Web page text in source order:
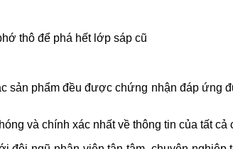
thô để phá hết lớp sáp cũ
sản phẩm đều được chứng nhận đáp ứng
và chính xác nhất về thông tin của tất cả